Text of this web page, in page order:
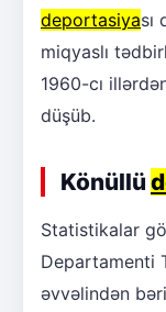
deportasiyası
miqyaslı
1960-cı
düşüb.
Könüllü
Statistikalar
Departamenti
əvvəlindən